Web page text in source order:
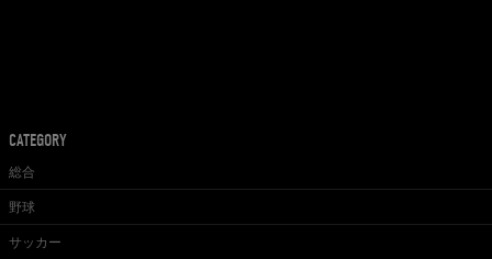
CATEGORY
総合
野球
サッカー